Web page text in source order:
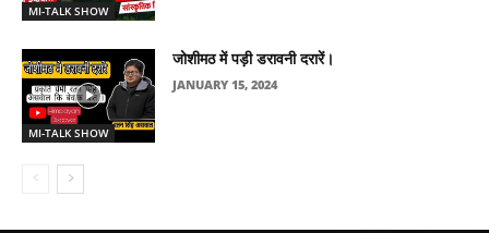
MI-TALK SHOW
MI-TALK SHOW
जोशीमठ में पड़ी डरावनी दरारें।
JANUARY 15, 2024